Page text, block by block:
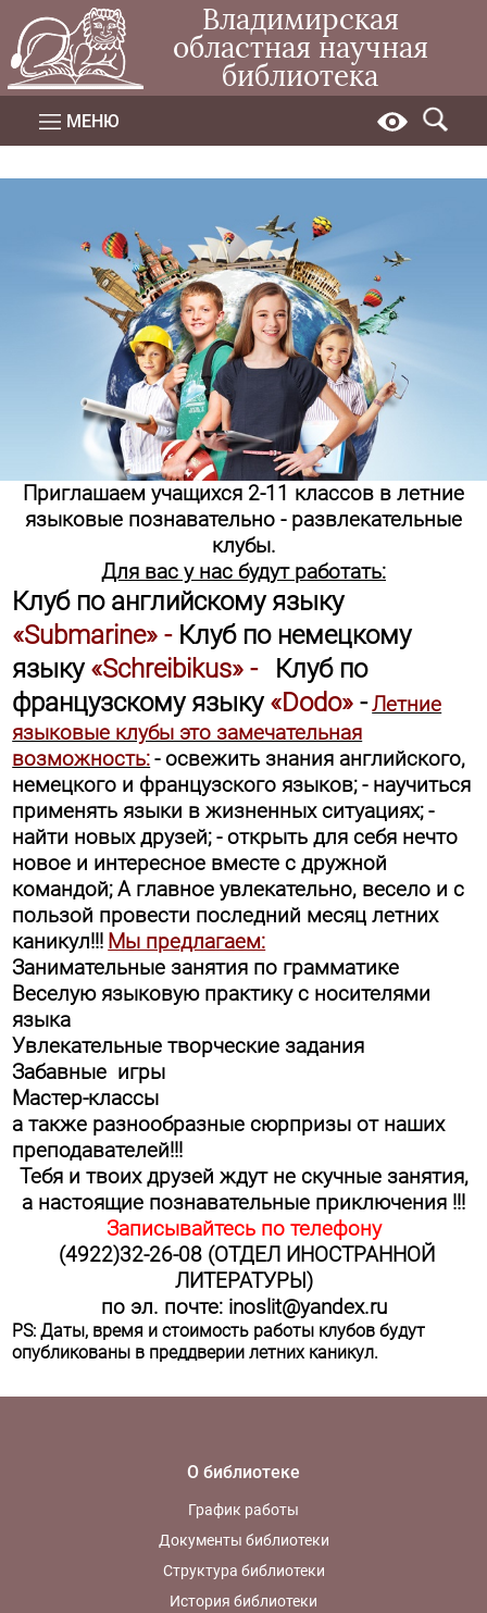
Владимирская
областная научная
библиотека
МЕНЮ
Приглашаем учащихся 2-11 классов в летние
языковые познавательно - развлекательные
клубы.
Для вас у нас будут работать:
Клуб по английскому языку
«Submarine» - Клуб по немецкому
языку«Schreibikus» -
Клуб по
французскому языку«Dodo» -Летние
языковые клубы это замечательная
возможность:- освежить знания английского,
немецкого и французского языков;- научиться
применять языки в жизненных ситуациях;-
найти новых друзей;- открыть для себя нечто
новое и интересное вместе с дружной
командой;А главное увлекательно, весело и с
пользой провести последний месяц летних
каникул!!! Мы предлагаем:
Занимательные занятия по грамматике
Веселую языковую практику с носителями
языка
Увлекательные творческие задания
Забавные игры
Мастер-классы
а также разнообразные сюрпризы от наших
преподавателей!!!
Тебя и твоих друзей ждут не скучные занятия,
а настоящие познавательные приключения !!!
Записывайтесь по телефону
(4922)32-26-08 (ОТДЕЛ ИНОСТРАННОЙ
ЛИТЕРАТУРЫ)
по эл. почте: inoslit@yandex.ru
PS: Даты, время и стоимость работы клубов будут
опубликованы в преддверии летних каникул.
О библиотеке
График работы
Документы библиотеки
Структура библиотеки
История библиотеки